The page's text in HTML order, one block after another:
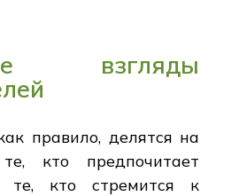
взгляды
правило, делятся на
кто предпочитает
те, кто стремится к